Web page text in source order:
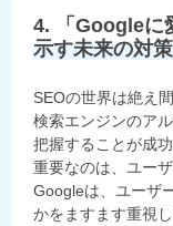
4. 「Googleに
示す未来の対策
SEOの世界は絶え
検索エンジンのア
把握することが成
重要なのは、ユー
Googleは、ユーザ
かをますます重視し